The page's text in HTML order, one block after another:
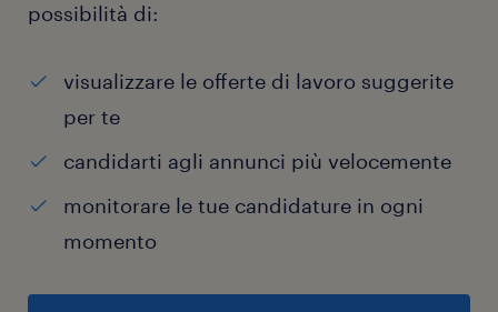
possibilità di:
visualizzare le offerte di lavoro suggerite
per te
candidarti agli annunci più velocemente
monitorare le tue candidature in ogni
momento